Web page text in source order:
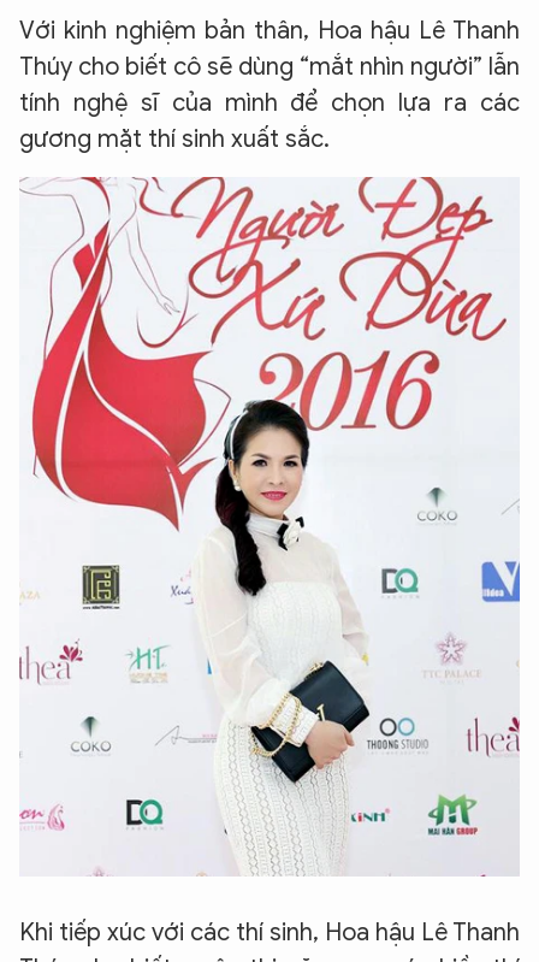
Với kinh nghiệm bản thân, Hoa hậu Lê Thanh
Thúy cho biết cô sẽ dùng “mắt nhìn người” lẫn
tính nghệ sĩ của mình để chọn lựa ra các
gương mặt thí sinh xuất sắc.
Khi tiếp xúc với các thí sinh, Hoa hậu Lê Thanh